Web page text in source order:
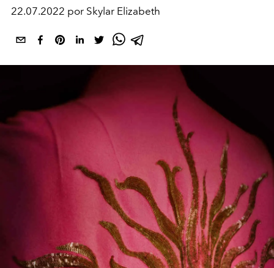
22.07.2022 por Skylar Elizabeth